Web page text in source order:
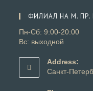
ФИЛИАЛ НА М. ПР.
Пн-Сб: 9:00-20:00
Вс: выходной
Address:
Санкт-